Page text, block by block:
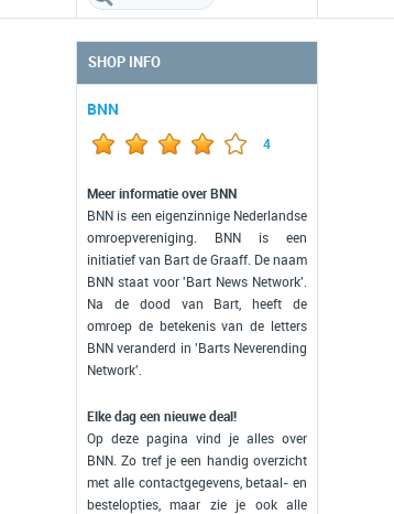
SHOP INFO
BNN
4
Meer informatie over BNN
BNN is een eigenzinnige Nederlandse
omroepvereniging. BNN is een
initiatief van Bart de Graaff. De naam
BNN staat voor 'Bart News Network'.
Na de dood van Bart, heeft de
omroep de betekenis van de letters
BNN veranderd in 'Barts Neverending
Network'.
Elke dag een nieuwe deal!
Op deze pagina vind je alles over
BNN. Zo tref je een handig overzicht
met alle contactgegevens, betaal- en
bestelopties, maar zie je ook alle